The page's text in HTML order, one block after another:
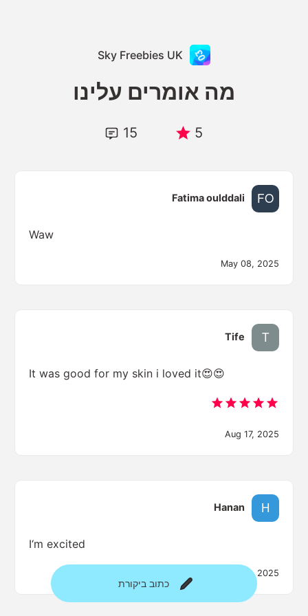
Sky Freebies UK
מה אומרים עלינו
5
15
כתוב ביקורת
Fatima oulddali
Waw
May 08, 2025
Tife
It was good for my skin i loved it😍😍
Aug 17, 2025
Hanan
I‘m excited
Jul 28, 2025